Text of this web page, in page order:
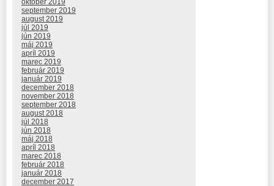
september 2019
august 2019
júl 2019
jún 2019
máj 2019
apríl 2019
marec 2019
február 2019
január 2019
december 2018
november 2018
september 2018
august 2018
júl 2018
jún 2018
máj 2018
apríl 2018
marec 2018
február 2018
január 2018
december 2017